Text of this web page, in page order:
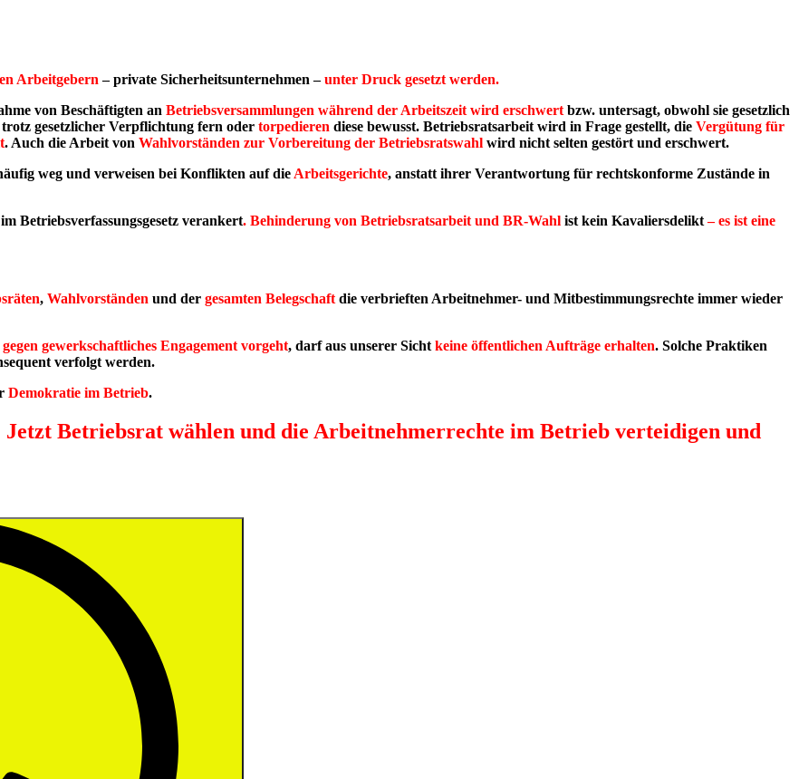
Arbeitgebern – private Sicherheitsunternehmen –unter Druck gesetzt werden.
von Beschäftigten an Betriebsversammlungen während der Arbeitszeit wird erschwert bzw. untersagt, obwohl sie gesetzlich
trotz gesetzlicher Verpflichtung fern oder torpedieren diese bewusst. Betriebsratsarbeit wird in Frage gestellt, die Vergütung für
. Auch die Arbeit von Wahlvorständen zur Vorbereitung der Betriebsratswahl wird nicht selten gestört und erschwert.
weg und verweisen bei Konflikten auf die Arbeitsgerichte, anstatt ihrer Verantwortung für rechtskonforme Zustände in
Betriebsverfassungsgesetz verankert. Behinderung von Betriebsratsarbeit und BR-Wahl ist kein Kavaliersdelikt– es ist eine
, Wahlvorständen und der gesamten Belegschaft die verbrieften Arbeitnehmer- und Mitbestimmungsrechte immer wieder
gewerkschaftliches Engagement vorgeht, darf aus unserer Sicht keine öffentlichen Aufträge erhalten. Solche Praktiken
verfolgt werden.
Demokratie im Betrieb.
Betriebsrat wählen und die Arbeitnehmerrechte im Betrieb verteidigen und